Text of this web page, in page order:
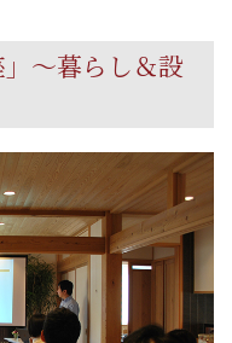
～暮らし＆設